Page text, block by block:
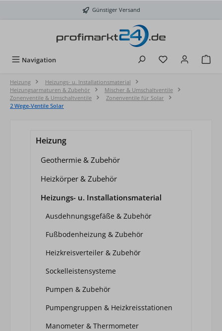
Günstiger Versand
Navigation Du hast 0
Heizung
Heizungs- u. Installationsmaterial
Heizungsarmaturen & Zubehör
Mischer & Umschaltventile
Zonenventile & Umschaltventile
Zonenventile für Solar
2 Wege-Ventile Solar
Heizung
Geothermie & Zubehör
Heizkörper & Zubehör
Heizungs- u. Installationsmaterial
Ausdehnungsgefäße & Zubehör
Fußbodenheizung & Zubehör
Heizkreisverteiler & Zubehör
Sockelleistensysteme
Pumpen & Zubehör
Pumpengruppen & Heizkreisstationen
Manometer & Thermometer